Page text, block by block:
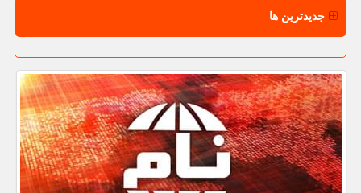
جدیدترین ها